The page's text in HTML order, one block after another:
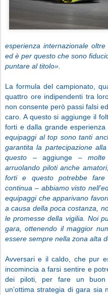
esperienza internazionale
ed è per questo che sono
puntare al titolo».
La formula del campionato,
quattro ore indipendenti tra
non consente però passi falsi
caro. A questo si aggiunge il
forti e dalla grande
equipaggi al top sono tanti
garantita la partecipazione
questo – aggiunge – molte
arruolando piloti anche
forti e questo potrebbe
continua – abbiamo visto
equipaggi che apparivano
a causa della poca costanza,
le promesse della vigilia. Noi
gara, ottenendo il maggior
essere sempre nella zona alta
Avversari e il caldo, che pur
incomincia a farsi sentire e
dei piloti, per fare un buon
un’ottima strategia di gara